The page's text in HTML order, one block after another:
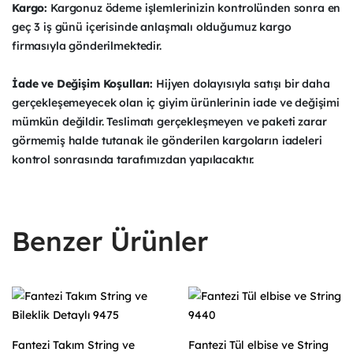
Kargo: Kargonuz ödeme işlemlerinizin kontrolünden sonra en
geç 3 iş günü içerisinde anlaşmalı olduğumuz kargo
firmasıyla gönderilmektedir.
İade ve Değişim Koşulları: Hijyen dolayısıyla satışı bir daha
gerçekleşemeyecek olan iç giyim ürünlerinin iade ve değişimi
mümkün değildir. Teslimatı gerçekleşmeyen ve paketi zarar
görmemiş halde tutanak ile gönderilen kargoların iadeleri
kontrol sonrasında tarafımızdan yapılacaktır.
Benzer Ürünler
Fantezi Takım String ve
Fantezi Tül elbise ve String